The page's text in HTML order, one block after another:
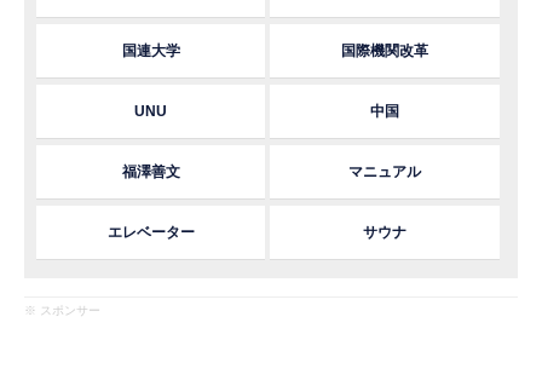
国連大学 国際機関改革
UNU 中国
福澤善文 マニュアル
エレベーター サウナ
※ スポンサー